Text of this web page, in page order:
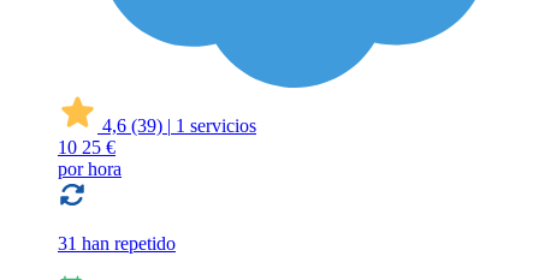
4,6 (39) | 1 servicios
10 25 €
por hora
31 han repetido